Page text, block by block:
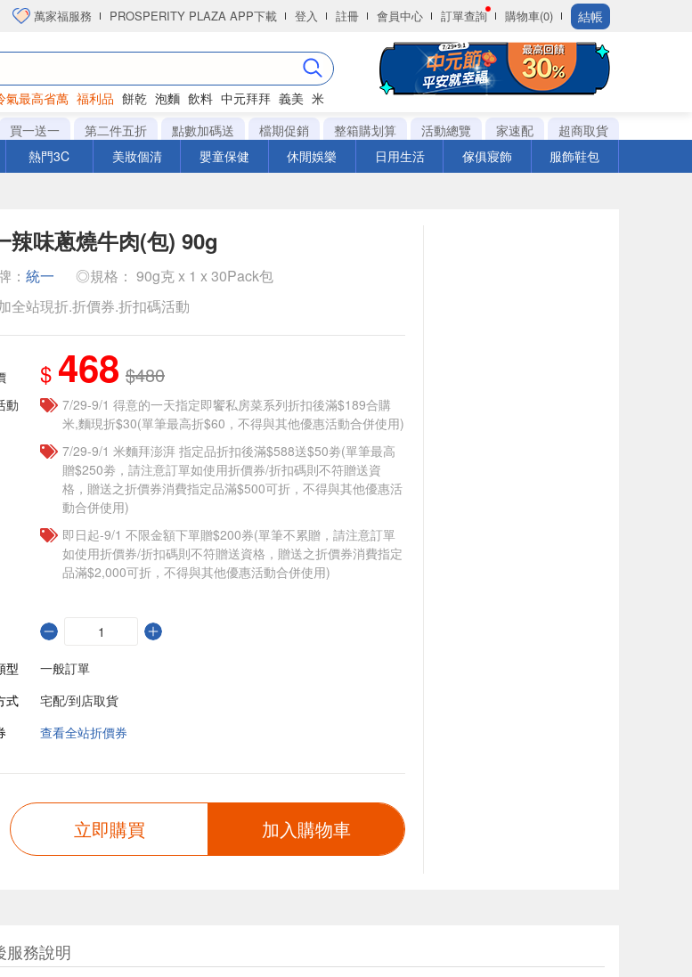
萬家福服務 PROSPERITY PLAZA APP下載 登入 註冊 會員中心 訂單查詢 購物車(0) 結帳
氣最高省萬 福利品 餅乾 泡麵 飲料 中元拜拜 義美 米
買一送一 第二件五折 點數加碼送 檔期促銷 整箱購划算 活動總覽 家速配
超商取貨
熱門3C 美妝個清 嬰童保健 休閒娛樂 日用生活 傢俱寢飾 服飾鞋包
辣味蔥燒牛肉(包) 90g
： 統一
◎規格： 90g克 x 1 x 30Pack包
全站現折.折價券.折扣碼活動
$ 468 $480
動
7/29-9/1 得意的一天指定即饗私房菜系列折扣後滿$189合購
米,麵現折$30(單筆最高折$60，不得與其他優惠活動合併使用)
7/29-9/1 米麵拜澎湃 指定品折扣後滿$588送$50劵(單筆最高
贈$250劵，請注意訂單如使用折價券/折扣碼則不符贈送資
格，贈送之折價券消費指定品滿$500可折，不得與其他優惠活
動合併使用)
即日起-9/1 不限金額下單贈$200券(單筆不累贈，請注意訂單
如使用折價券/折扣碼則不符贈送資格，贈送之折價券消費指定
品滿$2,000可折，不得與其他優惠活動合併使用)
型
一般訂單
式
宅配/到店取貨
查看全站折價券
立即購買 加入購物車
服務說明